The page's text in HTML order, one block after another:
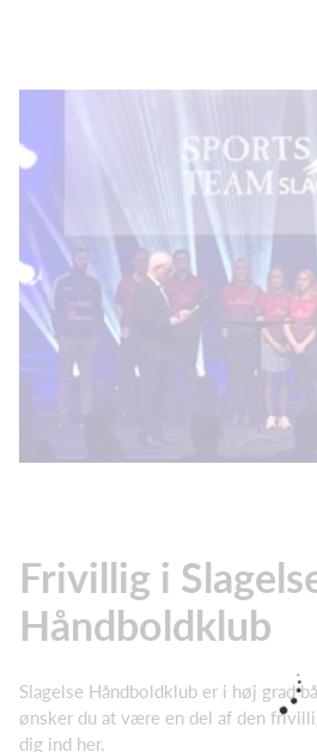
Frivillig i
Håndboldklub
Slagelse Håndboldklub er i høj grad
ønsker du at være en del af den
dig ind her.